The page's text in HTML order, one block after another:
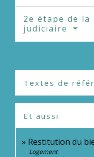
2e étape de la
judiciaire
Textes de
Et aussi
Restitution du
Logement